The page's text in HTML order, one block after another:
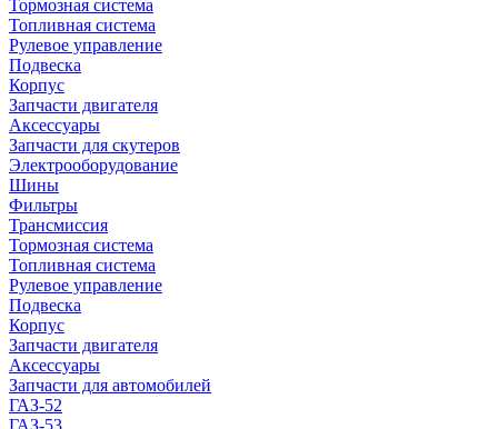
Тормозная система
Топливная система
Рулевое управление
Подвеска
Корпус
Запчасти двигателя
Аксессуары
Запчасти для скутеров
Электрооборудование
Шины
Фильтры
Трансмиссия
Тормозная система
Топливная система
Рулевое управление
Подвеска
Корпус
Запчасти двигателя
Аксессуары
Запчасти для автомобилей
ГАЗ-52
ГАЗ-53